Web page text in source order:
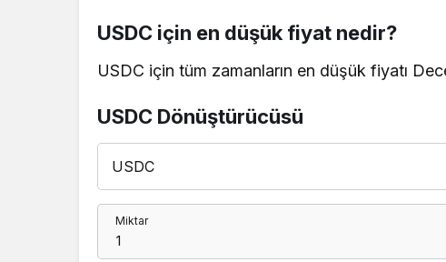
USDC için en düşük fiyat nedir?
USDC için tüm zamanların en düşük fiyatı
USDC Dönüştürücüsü
Miktar